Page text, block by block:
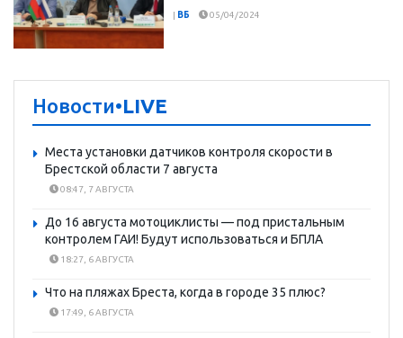
| ВБ 05/04/2024
Новости•LIVE
Места установки датчиков контроля скорости в
Брестской области 7 августа
08:47, 7 АВГУСТА
До 16 августа мотоциклисты — под пристальным
контролем ГАИ! Будут использоваться и БПЛА
18:27, 6 АВГУСТА
Что на пляжах Бреста, когда в городе 35 плюс?
17:49, 6 АВГУСТА